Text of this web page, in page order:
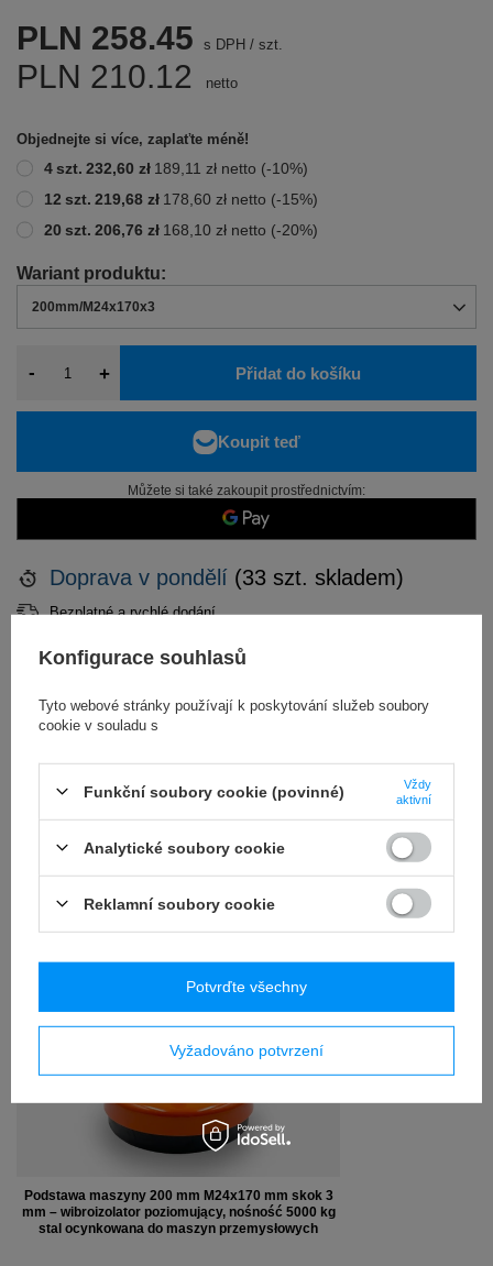
200mm/M24x170x3
- + Přidat do košíku
Můžete si také zakoupit prostřednictvím:
PLN 258.45 s DPH / szt.
PLN 210.12 netto
Objednejte si více, zaplaťte méně!
4szt. 232,60 zł 189,11 zł netto (-10%)
12 szt. 219,68 zł 178,60 zł netto (-15%)
20 szt. 206,76 zł 168,10 zł netto (-20%)
Doprava v pondělí (33 szt. skladem)
Bezplatné a rychlé dodání
POPIS
RECENZE (0)
OSTATNIO CIĘ
INTERESOWAŁO
Podstawa maszyny 200 mm M24x170 mm skok 3
mm – wibroizolator poziomujący, nośność 5000 kg
stal ocynkowana do maszyn przemysłowych
Konfigurace souhlasů
Tyto webové stránky používají k poskytování služeb soubory
cookie v souladu s
Funkční soubory cookie (povinné)
Vždy
aktivní
Analytické soubory cookie
Reklamní soubory cookie
Vyžadováno potvrzení
Potvrďte všechny